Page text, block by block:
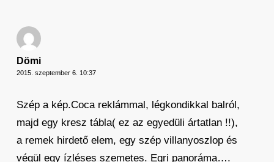
Dömi
2015. szeptember 6. 10:37
Szép a kép.Coca reklámmal, légkondikkal balról,
majd egy kresz tábla( ez az egyedüli ártatlan !!),
a remek hirdető elem, egy szép villanyoszlop és
végül egy ízléses szemetes. Egri panoráma….